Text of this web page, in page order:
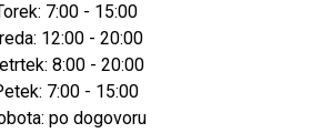
7:00 - 15:00
12:00 - 20:00
8:00 - 20:00
7:00 - 15:00
po dogovoru